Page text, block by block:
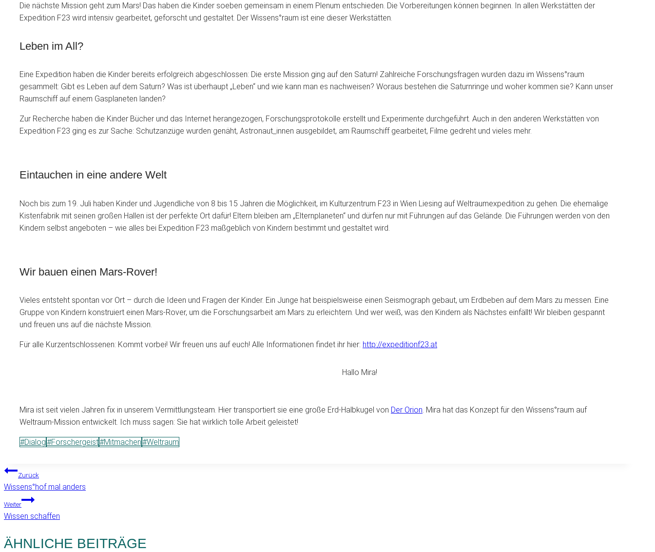
Die nächste Mission geht zum Mars! Das haben die Kinder soeben gemeinsam in einem Plenum entschieden. Die Vorbereitungen können beginnen. In allen Werkstätten der
Expedition F23 wird intensiv gearbeitet, geforscht und gestaltet. Der Wissens°raum ist eine dieser Werkstätten.
Leben im All?
Eine Expedition haben die Kinder bereits erfolgreich abgeschlossen: Die erste Mission ging auf den Saturn! Zahlreiche Forschungsfragen wurden dazu im Wissens°raum
gesammelt: Gibt es Leben auf dem Saturn? Was ist überhaupt „Leben“ und wie kann man es nachweisen? Woraus bestehen die Saturnringe und woher kommen sie? Kann unser
Raumschiff auf einem Gasplaneten landen?
Zur Recherche haben die Kinder Bücher und das Internet herangezogen, Forschungsprotokolle erstellt und Experimente durchgeführt. Auch in den anderen Werkstätten von
Expedition F23 ging es zur Sache: Schutzanzüge wurden genäht, Astronaut_innen ausgebildet, am Raumschiff gearbeitet, Filme gedreht und vieles mehr.
Eintauchen in eine andere Welt
Noch bis zum 19. Juli haben Kinder und Jugendliche von 8 bis 15 Jahren die Möglichkeit, im Kulturzentrum F23 in Wien Liesing auf Weltraumexpedition zu gehen. Die ehemalige
Kistenfabrik mit seinen großen Hallen ist der perfekte Ort dafür! Eltern bleiben am „Elternplaneten“ und dürfen nur mit Führungen auf das Gelände. Die Führungen werden von den
Kindern selbst angeboten – wie alles bei Expedition F23 maßgeblich von Kindern bestimmt und gestaltet wird.
Wir bauen einen Mars-Rover!
Vieles entsteht spontan vor Ort – durch die Ideen und Fragen der Kinder. Ein Junge hat beispielsweise einen Seismograph gebaut, um Erdbeben auf dem Mars zu messen. Eine
Gruppe von Kindern konstruiert einen Mars-Rover, um die Forschungsarbeit am Mars zu erleichtern. Und wer weiß, was den Kindern als Nächstes einfällt! Wir bleiben gespannt
und freuen uns auf die nächste Mission.
Für alle Kurzentschlossenen: Kommt vorbei! Wir freuen uns auf euch! Alle Informationen findet ihr hier: http://expeditionf23.at
Hallo Mira!
Mira ist seit vielen Jahren fix in unserem Vermittlungsteam. Hier transportiert sie eine große Erd-Halbkugel von Der Orion. Mira hat das Konzept für den Wissens°raum auf
Weltraum-Mission entwickelt. Ich muss sagen: Sie hat wirklich tolle Arbeit geleistet!
Schlagworte:
#Dialog#Forschergeist#Mitmachen#Weltraum
BEITRAGSNAVIGATION
Zurück
Wissens°hof mal anders
Weiter
Wissen schaffen
ÄHNLICHE BEITRÄGE